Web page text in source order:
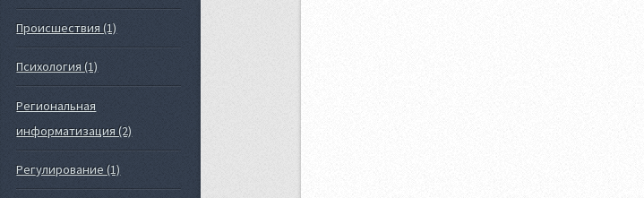
Происшествия (1)
Психология (1)
Региональная
информатизация (2)
Регулирование (1)